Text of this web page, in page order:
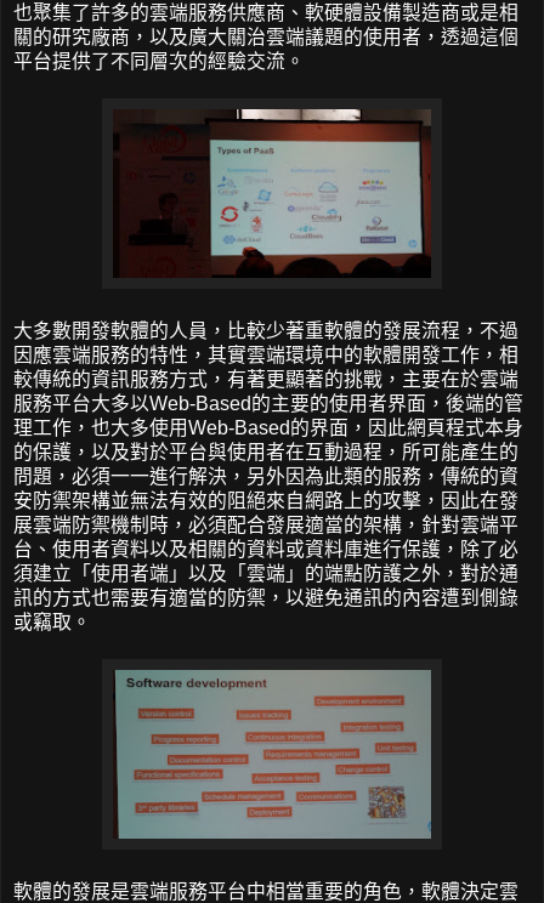
也聚集了許多的雲端服務供應商、軟硬體設備製造商或是相
關的研究廠商，以及廣大關治雲端議題的使用者，透過這個
平台提供了不同層次的經驗交流。
大多數開發軟體的人員，比較少著重軟體的發展流程，不過
因應雲端服務的特性，其實雲端環境中的軟體開發工作，相
較傳統的資訊服務方式，有著更顯著的挑戰，主要在於雲端
服務平台大多以Web-Based的主要的使用者界面，後端的管
理工作，也大多使用Web-Based的界面，因此網頁程式本身
的保護，以及對於平台與使用者在互動過程，所可能產生的
問題，必須一一進行解決，另外因為此類的服務，傳統的資
安防禦架構並無法有效的阻絕來自網路上的攻擊，因此在發
展雲端防禦機制時，必須配合發展適當的架構，針對雲端平
台、使用者資料以及相關的資料或資料庫進行保護，除了必
須建立「使用者端」以及「雲端」的端點防護之外，對於通
訊的方式也需要有適當的防禦，以避免通訊的內容遭到側錄
或竊取。
軟體的發展是雲端服務平台中相當重要的角色，軟體決定雲